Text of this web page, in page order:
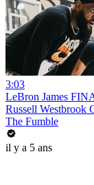
3:03
LeBron James
Russell Westbrook
The Fumble
il y a 5 ans